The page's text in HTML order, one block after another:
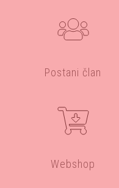
Postani član
Webshop